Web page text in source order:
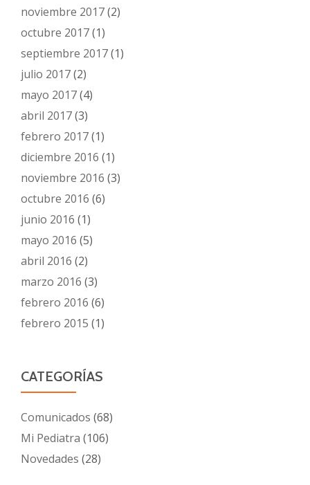
noviembre 2017(2)
octubre 2017(1)
septiembre 2017(1)
julio 2017(2)
mayo 2017(4)
abril 2017(3)
febrero 2017(1)
diciembre 2016 (1)
noviembre 2016 (3)
octubre 2016 (6)
junio 2016 (1)
mayo 2016 (5)
abril 2016 (2)
marzo 2016 (3)
febrero 2016 (6)
febrero 2015 (1)
CATEGORÍAS
Comunicados (68)
Mi Pediatra (106)
Novedades (28)